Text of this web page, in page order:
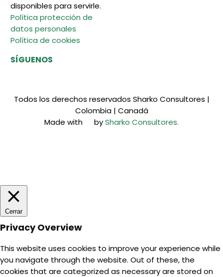
disponibles para servirle.
Política protección de
datos personales
Política de cookies
SÍGUENOS
Todos los derechos reservados Sharko Consultores |
Colombia | Canadá
Made with
bySharko Consultores.
Cerrar
Privacy Overview
This website uses cookies to improve your experience while
you navigate through the website. Out of these, the
cookies that are categorized as necessary are stored on